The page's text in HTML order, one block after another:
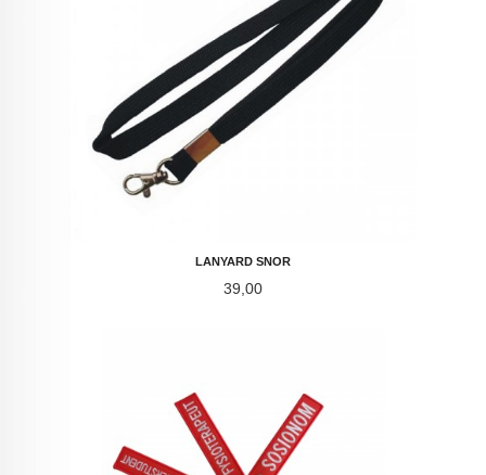
LANYARD SNOR
Pris
39,00